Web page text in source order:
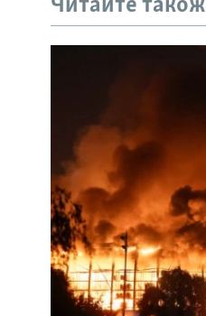
Читайте також